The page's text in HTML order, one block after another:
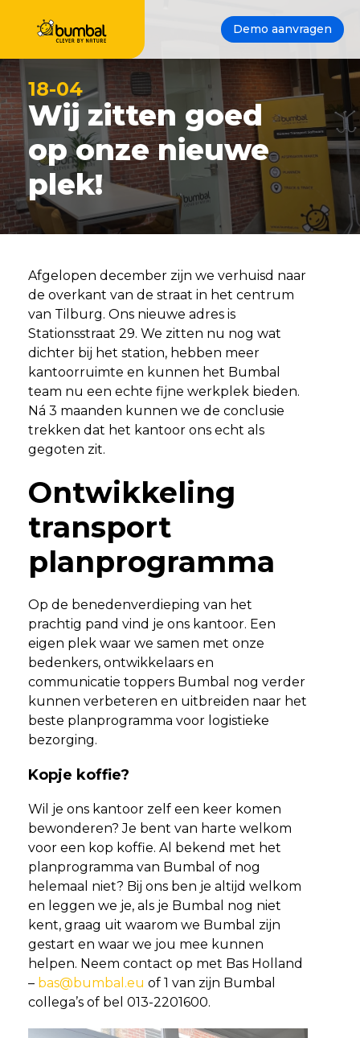
Demo aanvragen
18-04
Wij zitten goed
op onze nieuwe
plek!
Afgelopen december zijn we verhuisd naar
de overkant van de straat in het centrum
van Tilburg. Ons nieuwe adres is
Stationsstraat 29. We zitten nu nog wat
dichter bij het station, hebben meer
kantoorruimte en kunnen het Bumbal
team nu een echte fijne werkplek bieden.
Ná 3 maanden kunnen we de conclusie
trekken dat het kantoor ons echt als
gegoten zit.
Ontwikkeling
transport
planprogramma
Op de benedenverdieping van het
prachtig pand vind je ons kantoor. Een
eigen plek waar we samen met onze
bedenkers, ontwikkelaars en
communicatie toppers Bumbal nog verder
kunnen verbeteren en uitbreiden naar het
beste planprogramma voor logistieke
bezorging.
Kopje koffie?
Wil je ons kantoor zelf een keer komen
bewonderen? Je bent van harte welkom
voor een kop koffie. Al bekend met het
planprogramma van Bumbal of nog
helemaal niet? Bij ons ben je altijd welkom
en leggen we je, als je Bumbal nog niet
kent, graag uit waarom we Bumbal zijn
gestart en waar we jou mee kunnen
helpen. Neem contact op met Bas Holland
– bas@bumbal.eu of 1 van zijn Bumbal
collega’s of bel 013-2201600.